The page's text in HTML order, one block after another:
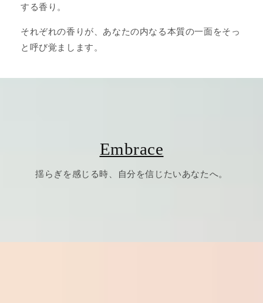
する香り。
それぞれの香りが、あなたの内なる本質の一面をそっ
と呼び覚まします。
Embrace
揺らぎを感じる時、自分を信じたいあなたへ。